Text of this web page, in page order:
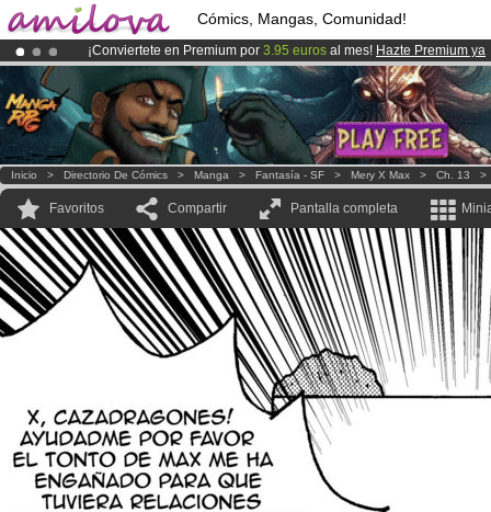
Cómics, Mangas, Comunidad!
¡Conviertete en Premium por 3.95 euros al mes! Hazte Premium ya
¡El Kickstarter Amilova está desormado lanzado!.
¡Ya tenemos 134393miembrosy 1208 Cómics y Mangas!.
Inicio > Directorio De Cómics > Manga > Fantasía - SF > Mery X Max > Ch. 13
Favoritos Compartir Pantalla completa